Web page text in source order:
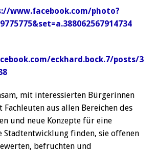
www.facebook.com/photo?
eckhard.bock.7/posts/3
mit interessierten Bürgerinnen
aus allen Bereichen des
und neue Konzepte für eine
Stadtentwicklung finden, sie offenen
befruchten und